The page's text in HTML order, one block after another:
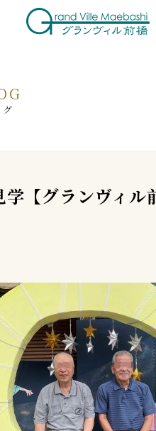
グ
【グランヴィル